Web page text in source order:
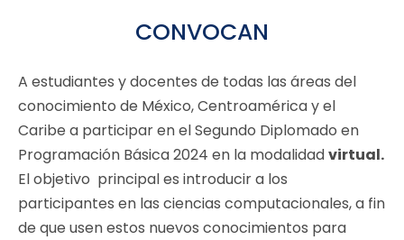
CONVOCAN
A estudiantes y docentes de todas las áreas del
conocimiento de México, Centroamérica y el
Caribe a participar en el Segundo Diplomado en
Programación Básica 2024 en la modalidadvirtual.
El objetivo principal es introducir a los
participantes en las ciencias computacionales, a fin
de que usen estos nuevos conocimientos para